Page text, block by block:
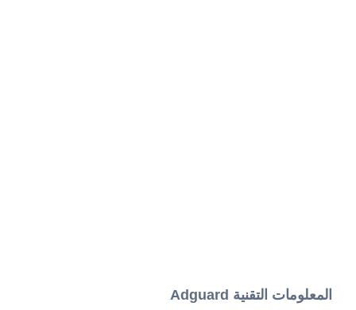
المعلومات التقنية Adguard